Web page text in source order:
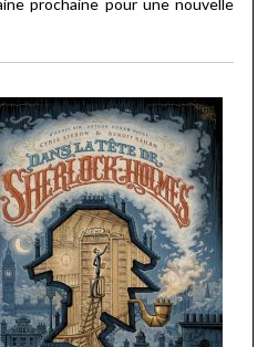
pour une nouvelle